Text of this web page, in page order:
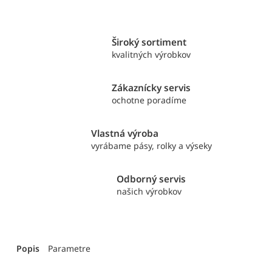
Široký sortiment
kvalitných výrobkov
Zákaznícky servis
ochotne poradíme
Vlastná výroba
vyrábame pásy, rolky a výseky
Odborný servis
našich výrobkov
Popis Parametre